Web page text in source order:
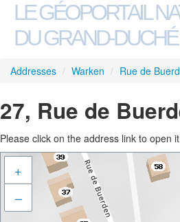
LE GÉOPORTAIL
DU GRAND-
Addresses / Warken / Rue de
27, Rue de
Please click on the address link to open
+
–